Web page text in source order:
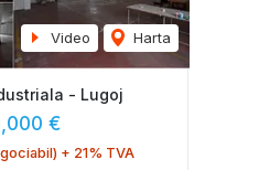
Video Harta
- Lugoj
€
+ 21% TVA